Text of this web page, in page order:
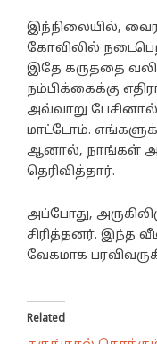
இந்நிலையில்,
கோவிலில்
இதே கருத்தை
நம்பிக்கைக்கு
அவ்வாறு
மாட்டோம்.
ஆனால், நாங்கள்
தெரிவித்தார்.
அப்போது,
சிரித்தனர். இந்த
வேகமாக
Related